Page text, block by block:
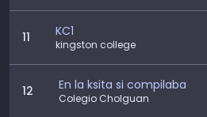
11 KC1
kingston college
12 En la ksita si compilaba
Colegio Cholguan